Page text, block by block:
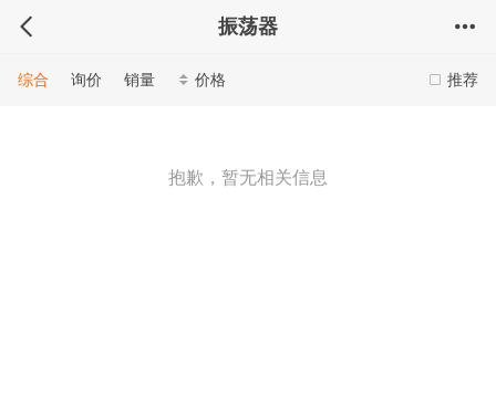
振荡器
推荐
综合 询价 销量 价格
抱歉，暂无相关信息